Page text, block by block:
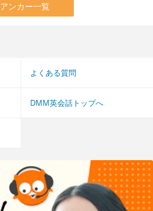
アンカー一覧
よくある質問
DMM英会話トップへ